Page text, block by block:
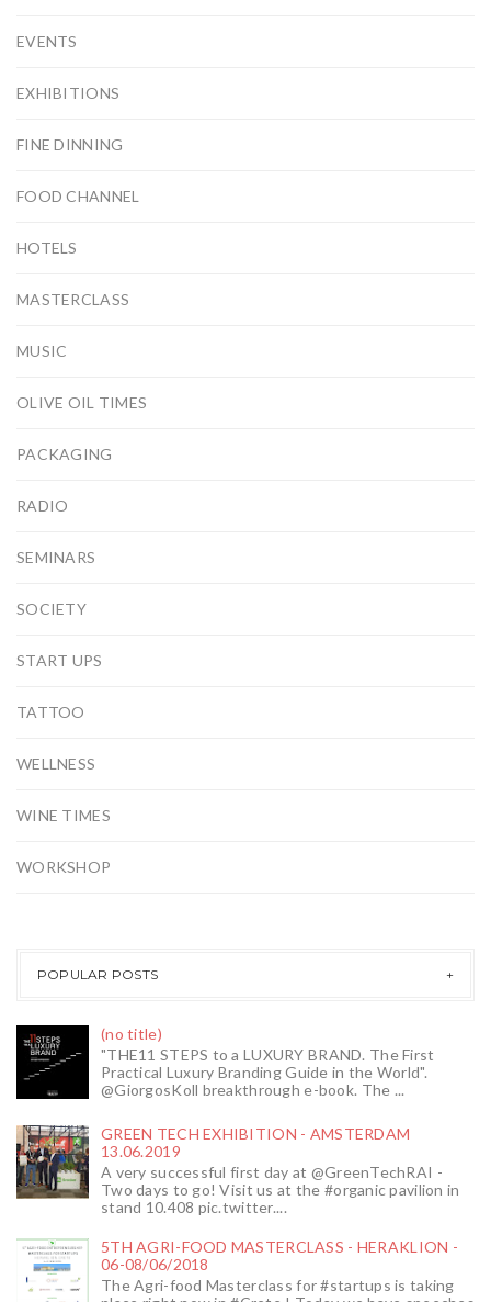
EVENTS
EXHIBITIONS
FINE DINNING
FOOD CHANNEL
HOTELS
MASTERCLASS
MUSIC
OLIVE OIL TIMES
PACKAGING
RADIO
SEMINARS
SOCIETY
START UPS
TATTOO
WELLNESS
WINE TIMES
WORKSHOP
POPULAR POSTS
(no title)
"THE11 STEPS to a LUXURY BRAND. The First
Practical Luxury Branding Guide in the World".
@GiorgosKoll breakthrough e-book. The ...
GREEN TECH EXHIBITION - AMSTERDAM
13.06.2019
A very successful first day at @GreenTechRAI -
Two days to go! Visit us at the #organic pavilion in
stand 10.408 pic.twitter....
5TH AGRI-FOOD MASTERCLASS - HERAKLION -
06-08/06/2018
The Agri-food Masterclass for #startups is taking